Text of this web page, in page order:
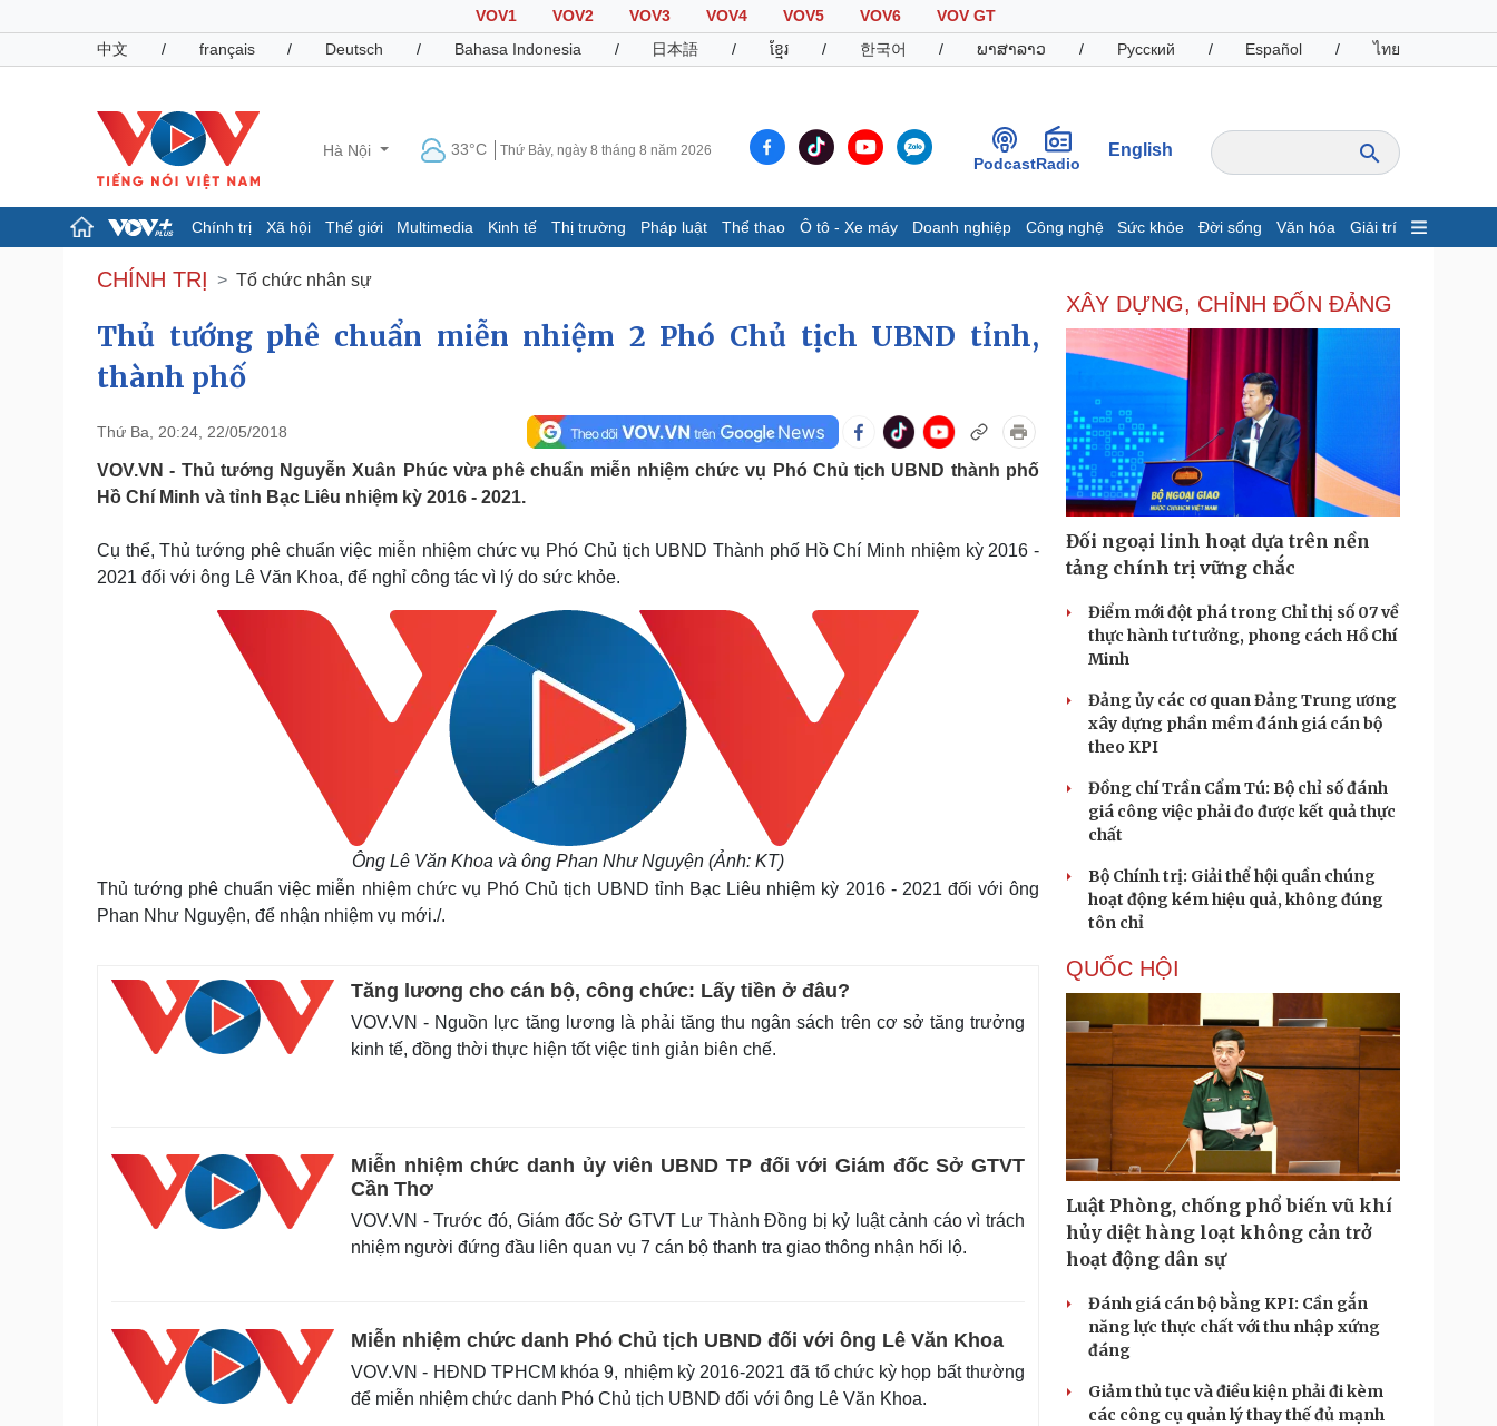
VOV1 VOV2 VOV3 VOV4 VOV5 VOV6
VOV GT
中文
/ français / Deutsch / Bahasa Indonesia / 日本語 / ខ្មែរ / 한국어 / ພາສາລາວ / Русский / Español / ไทย
Hà Nội 33°C Thứ Bảy, ngày 8 tháng 8 năm 2026
PodcastRadio
English
Chính trị Xã hội Thế giới Multimedia Kinh tế Thị trường Pháp luật Thể thao Ô tô - Xe máy Doanh nghiệp Công nghệ Sức khỏe Đời sống Văn hóa Giải trí
Chính trị
Tổ chức nhân sự
Quốc hội
Nhận diện sự thật
Xã hội
Dự báo thời tiết
Giáo dục
Cuộc sống đó đây
Hồ sơ
Ảnh
E-Magazine
Bất động sản
Khởi nghiệp
Giá vàng
Tiêu dùng
Chứng khoán
Giá cà phê
Vụ án
Quân sự - Quốc phòng
Vũ khí
Việt Nam
Thể thao
eSports
Hậu trường
Ô tô - Xe máy
Doanh nghiệp
Thông tin doanh nghiệp
Doanh nghiệp 24h
Doanh nhân
Vì cộng đồng
Công nghệ
Sành điệu
Tin Công nghệ
Trải nghiệm
Chuyển đổi số
Dinh dưỡng - món ngon
Đời sống
Nhà đẹp
Tình yêu - Gia đình
Văn hóa
Sân khấu - Điện ảnh
Văn học
Âm nhạc
Nghệ sĩ
Thời trang
Sao Việt
Podcast
Câu chuyện thời sự
Cửa sổ tình yêu
Kể chuyện cho bé
CHÍNH TRỊ Tổ chức nhân sự
Thủ tướng phê chuẩn miễn nhiệm 2 Phó Chủ tịch UBND tỉnh,
thành phố
Thứ Ba, 20:24, 22/05/2018
VOV.VN - Thủ tướng Nguyễn Xuân Phúc vừa phê chuẩn miễn nhiệm chức vụ Phó Chủ tịch UBND thành phố
Hồ Chí Minh và tỉnh Bạc Liêu nhiệm kỳ 2016 - 2021.
Cụ thể, Thủ tướng phê chuẩn việc miễn nhiệm chức vụ Phó Chủ tịch UBND Thành phố Hồ Chí Minh nhiệm kỳ 2016 -
2021 đối với ông Lê Văn Khoa, để nghỉ công tác vì lý do sức khỏe.
Ông Lê Văn Khoa và ông Phan Như Nguyện (Ảnh: KT)
Thủ tướng phê chuẩn việc miễn nhiệm chức vụ Phó Chủ tịch UBND tỉnh Bạc Liêu nhiệm kỳ 2016 - 2021 đối với ông
Phan Như Nguyện, để nhận nhiệm vụ mới./.
Tăng lương cho cán bộ, công chức: Lấy tiền ở đâu?
VOV.VN - Nguồn lực tăng lương là phải tăng thu ngân sách trên cơ sở tăng trưởng
kinh tế, đồng thời thực hiện tốt việc tinh giản biên chế.
Miễn nhiệm chức danh ủy viên UBND TP đối với Giám đốc Sở GTVT
Cần Thơ
VOV.VN - Trước đó, Giám đốc Sở GTVT Lư Thành Đồng bị kỷ luật cảnh cáo vì trách
nhiệm người đứng đầu liên quan vụ 7 cán bộ thanh tra giao thông nhận hối lộ.
Miễn nhiệm chức danh Phó Chủ tịch UBND đối với ông Lê Văn Khoa
VOV.VN - HĐND TPHCM khóa 9, nhiệm kỳ 2016-2021 đã tổ chức kỳ họp bất thường
để miễn nhiệm chức danh Phó Chủ tịch UBND đối với ông Lê Văn Khoa.
XÂY DỰNG, CHỈNH ĐỐN ĐẢNG
Đối ngoại linh hoạt dựa trên nền
tảng chính trị vững chắc
Điểm mới đột phá trong Chỉ thị số 07 về
thực hành tư tưởng, phong cách Hồ Chí
Minh
Đảng ủy các cơ quan Đảng Trung ương
xây dựng phần mềm đánh giá cán bộ
theo KPI
Đồng chí Trần Cẩm Tú: Bộ chỉ số đánh
giá công việc phải đo được kết quả thực
chất
Bộ Chính trị: Giải thể hội quần chúng
hoạt động kém hiệu quả, không đúng
tôn chỉ
QUỐC HỘI
Luật Phòng, chống phổ biến vũ khí
hủy diệt hàng loạt không cản trở
hoạt động dân sự
Đánh giá cán bộ bằng KPI: Cần gắn
năng lực thực chất với thu nhập xứng
đáng
Giảm thủ tục và điều kiện phải đi kèm
các công cụ quản lý thay thế đủ mạnh